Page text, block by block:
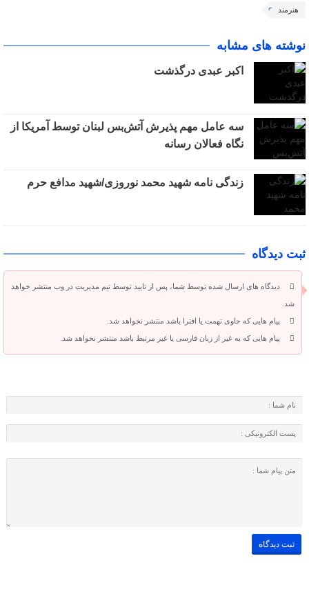
هنرمند
نوشته های مشابه
اکبر عبدی درگذشت
سه عامل مهم پذیرش آتش‌بس لبنان توسط آمریکا از
نگاه فعالان رسانه
زندگی نامه شهید محمد نوروزی/شهید مدافع حرم
ثبت دیدگاه
دیدگاه های ارسال شده توسط شما، پس از تایید توسط تیم مدیریت در وب منتشر خواهد
شد.
پیام هایی که حاوی تهمت یا افترا باشد منتشر نخواهد شد.
پیام هایی که به غیر از زبان فارسی یا غیر مرتبط باشد منتشر نخواهد شد.